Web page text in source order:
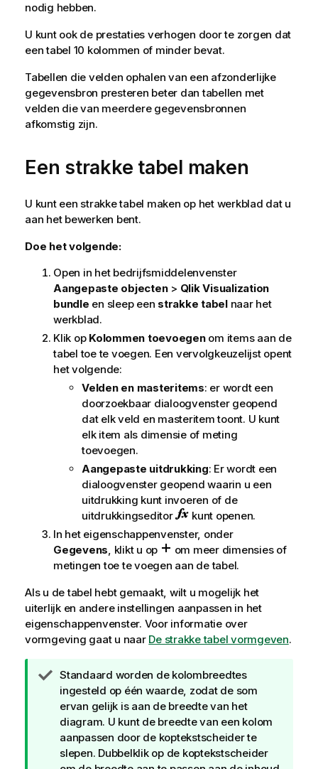
nodig hebben.
U kunt ook de prestaties verhogen door te zorgen dat
een tabel 10 kolommen of minder bevat.
Tabellen die velden ophalen van een afzonderlijke
gegevensbron presteren beter dan tabellen met
velden die van meerdere gegevensbronnen
afkomstig zijn.
Een strakke tabel maken
U kunt een strakke tabel maken op het werkblad dat u
aan het bewerken bent.
Doe het volgende:
Open in het bedrijfsmiddelenvenster
Aangepaste objecten> Qlik Visualization
bundle en sleep een strakke tabelnaar het
werkblad.
Klik op Kolommen toevoegenom items aan de
tabel toe te voegen. Een vervolgkeuzelijst opent
het volgende:
Velden en masteritems: er wordt een
doorzoekbaar dialoogvenster geopend
dat elk veld en masteritem toont. U kunt
elk item als dimensie of meting
toevoegen.
Aangepaste uitdrukking: Er wordt een
dialoogvenster geopend waarin u een
uitdrukking kunt invoeren of de
uitdrukkingseditor
kunt openen.
In het eigenschappenvenster, onder
Gegevens, klikt u op
om meer dimensies of
metingen toe te voegen aan de tabel.
Als u de tabel hebt gemaakt, wilt u mogelijk het
uiterlijk en andere instellingen aanpassen in het
eigenschappenvenster. Voor informatie over
vormgeving gaat u naar De strakke tabel vormgeven.
T
i
p
Standaard worden de kolombreedtes
ingesteld op één waarde, zodat de som
ervan gelijk is aan de breedte van het
diagram. U kunt de breedte van een kolom
aanpassen door de koptekstscheider te
slepen. Dubbelklik op de koptekstscheider